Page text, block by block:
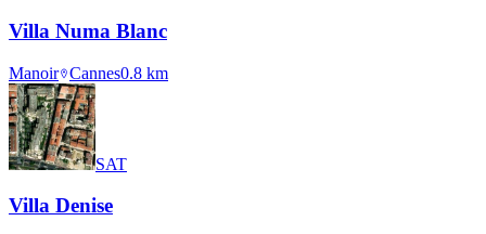
Villa Numa Blanc
Manoir Cannes0.8 km
SAT
Villa Denise